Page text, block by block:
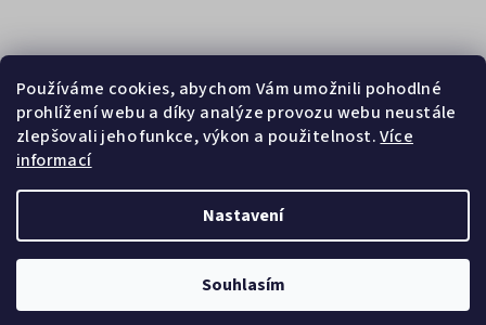
Používáme cookies, abychom Vám umožnili pohodlné
prohlížení webu a díky analýze provozu webu neustále
zlepšovali jeho funkce, výkon a použitelnost.Více
informací
Nastavení
Souhlasím
Sledovat na Instagramu
Vytvořil Shoptet